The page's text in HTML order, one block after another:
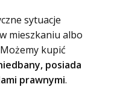
sytuacje
mieszkaniu albo
Możemy kupić
posiada
prawnymi.